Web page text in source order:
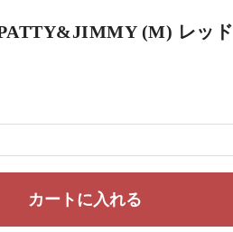
PATTY&JIMMY (M) レッド